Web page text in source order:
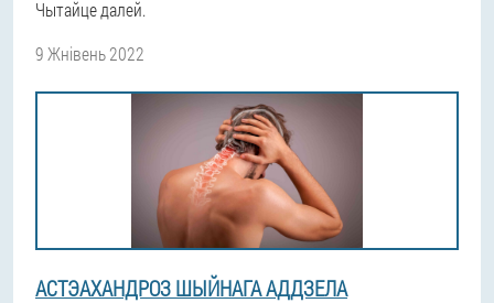
Чытайце далей.
9 Жнівень 2022
АСТЭАХАНДРОЗ ШЫЙНАГА АДДЗЕЛА